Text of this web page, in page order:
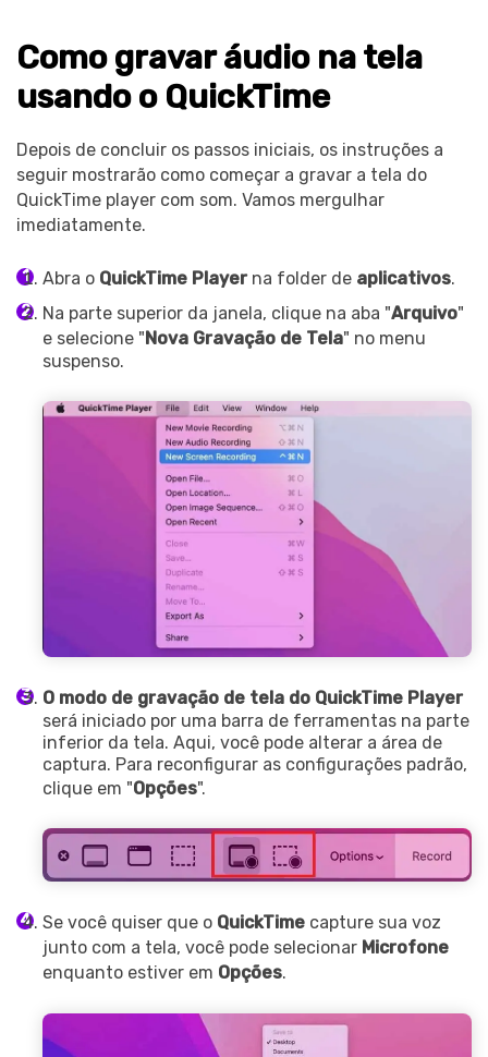
Como gravar áudio na tela
usando o QuickTime
Depois de concluir os passos iniciais, os instruções a
seguir mostrarão como começar a gravar a tela do
QuickTime player com som. Vamos mergulhar
imediatamente.
Abra o QuickTime Playerna folder de aplicativos.
Na parte superior da janela, clique na aba "Arquivo"
e selecione "Nova Gravação de Tela" no menu
suspenso.
O modo de gravação de tela do QuickTime Player
será iniciado por uma barra de ferramentas na parte
inferior da tela. Aqui, você pode alterar a área de
captura. Para reconfigurar as configurações padrão,
clique em "Opções".
Se você quiser que o QuickTime capture sua voz
junto com a tela, você pode selecionar Microfone
enquanto estiver em Opções.